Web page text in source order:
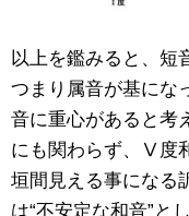
以上を鑑みると、
つまり属音が基にな
音に重心があると考
にも関わらず、Ⅴ度
垣間見える事になる
は“不安定な和音”と